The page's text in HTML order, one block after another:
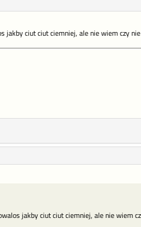
ciut ciut ciemniej, ale nie wiem czy
jakby ciut ciut ciemniej, ale nie wiem